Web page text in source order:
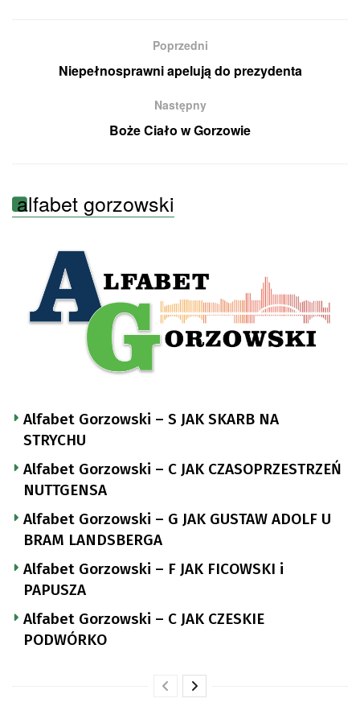
Poprzedni
Niepełnosprawni apelują do prezydenta
Następny
Boże Ciało w Gorzowie
alfabet gorzowski
Alfabet Gorzowski – S JAK SKARB NA
STRYCHU
Alfabet Gorzowski – C JAK CZASOPRZESTRZEŃ
NUTTGENSA
Alfabet Gorzowski – G JAK GUSTAW ADOLF U
BRAM LANDSBERGA
Alfabet Gorzowski – F JAK FICOWSKI i
PAPUSZA
Alfabet Gorzowski – C JAK CZESKIE
PODWÓRKO